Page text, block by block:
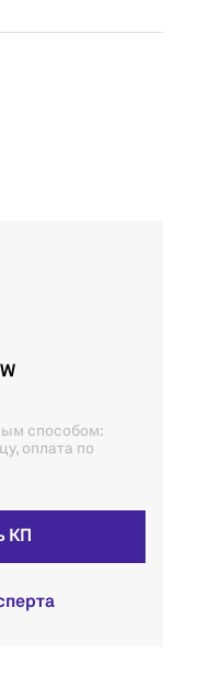
способом:
оплата по
КП